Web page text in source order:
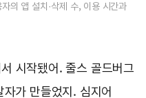
의 앱 설치·삭제 수, 이용 시간과
시작됐어. 줄스 골드버그
가 만들었지. 심지어